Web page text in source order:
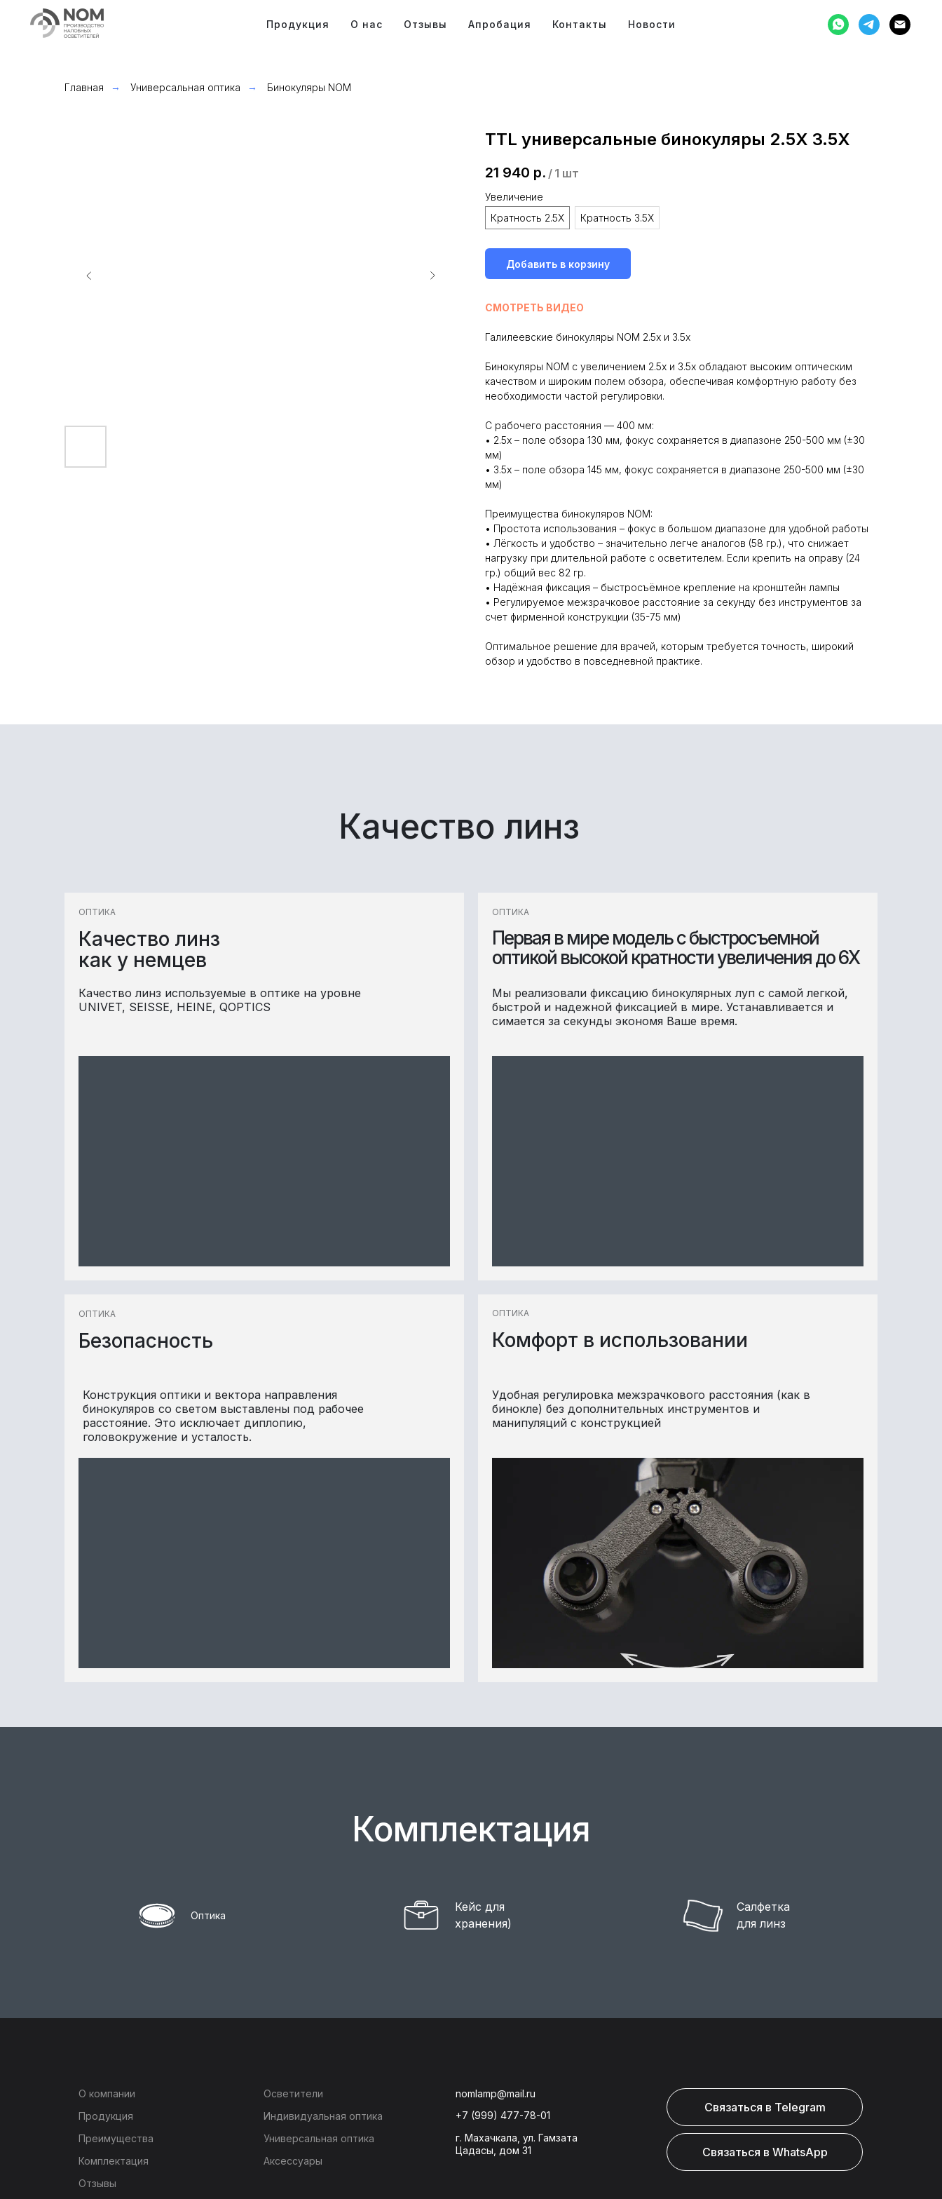
Продукция О нас Отзывы Апробация Контакты Новости
Главная → Универсальная оптика → Бинокуляры NOM
TTL универсальные бинокуляры 2.5Х 3.5Х
21 940 р. / 1 шт
Увеличение
Кратность 2.5X
Кратность 3.5X
Добавить в корзину
СМОТРЕТЬ ВИДЕО
Галилеевские бинокуляры NOM 2.5x и 3.5x
Бинокуляры NOM с увеличением 2.5x и 3.5x обладают высоким оптическим
качеством и широким полем обзора, обеспечивая комфортную работу без
необходимости частой регулировки.
С рабочего расстояния — 400 мм:
• 2.5x – поле обзора 130 мм, фокус сохраняется в диапазоне 250-500 мм (±30
мм)
• 3.5x – поле обзора 145 мм, фокус сохраняется в диапазоне 250-500 мм (±30
мм)
Преимущества бинокуляров NOM:
• Простота использования – фокус в большом диапазоне для удобной работы
• Лёгкость и удобство – значительно легче аналогов (58 гр.), что снижает
нагрузку при длительной работе с осветителем. Если крепить на оправу (24
гр.) общий вес 82 гр.
• Надёжная фиксация – быстросъёмное крепление на кронштейн лампы
• Регулируемое межзрачковое расстояние за секунду без инструментов за
счет фирменной конструкции (35-75 мм)
Оптимальное решение для врачей, которым требуется точность, широкий
обзор и удобство в повседневной практике.
Качество линз
Комфорт в использовании
ОПТИКА
Безопасность
ОПТИКА
Конструкция оптики и вектора направления
бинокуляров со светом выставлены под рабочее
расстояние. Это исключает диплопию,
головокружение и усталость.
Удобная регулировка межзрачкового расстояния (как в
бинокле) без дополнительных инструментов и
манипуляций с конструкцией
Первая в мире модель с быстросъемной
оптикой высокой кратности увеличения до 6X
ОПТИКА
Качество линз
как у немцев
ОПТИКА
Качество линз используемые в оптике на уровне
UNIVET, SEISSE, HEINE, QOPTICS
Мы реализовали фиксацию бинокулярных луп с самой легкой,
быстрой и надежной фиксацией в мире. Устанавливается и
симается за секунды экономя Ваше время.
Салфетка
для линз
Комплектация
Кейс для
хранения)
Оптика
г. Махачкала, ул. Гамзата
Цадасы, дом 31
nomlamp@mail.ru
+7 (999) 477-78-01
Аксессуары
Осветители
Индивидуальная оптика
Универсальная оптика
О компании
Продукция
Преимущества
Комплектация
Отзывы
Связаться в WhatsApp
Связаться в Telegram